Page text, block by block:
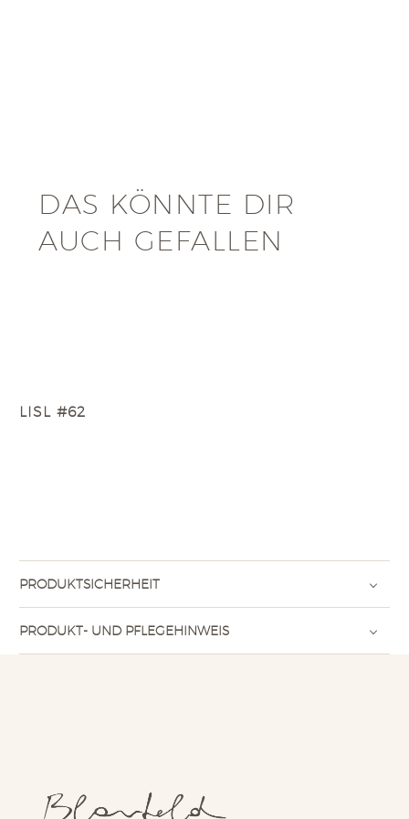
DAS KÖNNTE DIR
AUCH GEFALLEN
LISL #62
PRODUKTSICHERHEIT
PRODUKT- UND PFLEGEHINWEIS